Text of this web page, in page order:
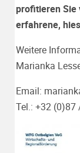
profitieren Sie
erfahrene,
Weitere
Marianka
Email:
Tel.: +32